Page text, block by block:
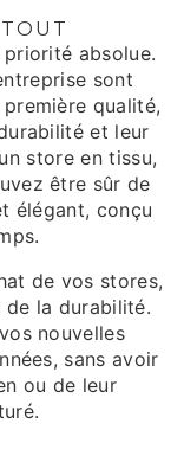
absolue.
sont
qualité,
et leur
store en tissu,
être sûr de
élégant, conçu
de vos stores,
la durabilité.
nouvelles
sans avoir
ou de leur